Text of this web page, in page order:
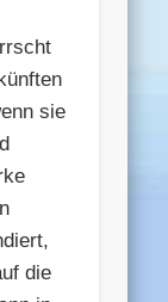
sie
die